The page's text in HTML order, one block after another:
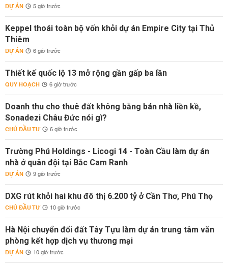
DỰ ÁN 5 giờ trước
Keppel thoái toàn bộ vốn khỏi dự án Empire City tại Thủ
Thiêm
DỰ ÁN 6 giờ trước
Thiết kế quốc lộ 13 mở rộng gần gấp ba lần
QUY HOẠCH 6 giờ trước
Doanh thu cho thuê đất không bằng bán nhà liền kề,
Sonadezi Châu Đức nói gì?
CHỦ ĐẦU TƯ 6 giờ trước
Trường Phú Holdings - Licogi 14 - Toàn Cầu làm dự án
nhà ở quân đội tại Bắc Cam Ranh
DỰ ÁN 9 giờ trước
DXG rút khỏi hai khu đô thị 6.200 tỷ ở Cần Thơ, Phú Thọ
CHỦ ĐẦU TƯ 10 giờ trước
Hà Nội chuyển đổi đất Tây Tựu làm dự án trung tâm văn
phòng kết hợp dịch vụ thương mại
DỰ ÁN 10 giờ trước